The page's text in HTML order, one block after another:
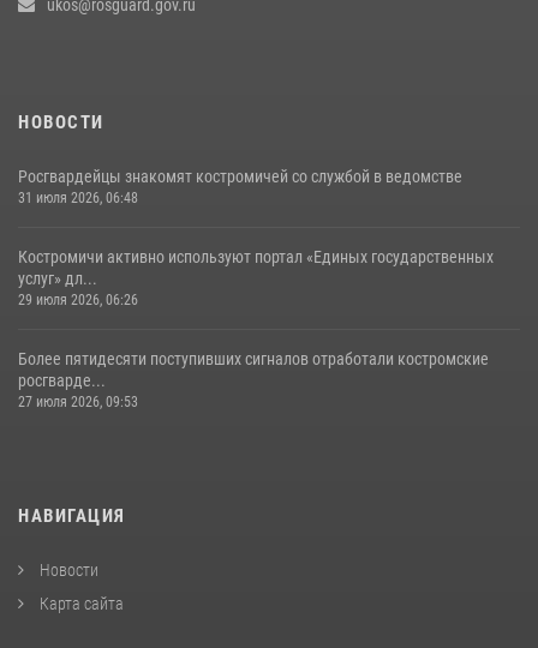
ukos@rosguard.gov.ru
НОВОСТИ
Росгвардейцы знакомят костромичей со службой в ведомстве
31 июля 2026, 06:48
Костромичи активно используют портал «Единых государственных
услуг» дл...
29 июля 2026, 06:26
Более пятидесяти поступивших сигналов отработали костромские
росгварде...
27 июля 2026, 09:53
НАВИГАЦИЯ
Новости
Карта сайта